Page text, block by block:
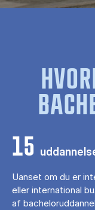
15
Uanset om du er
eller international
af